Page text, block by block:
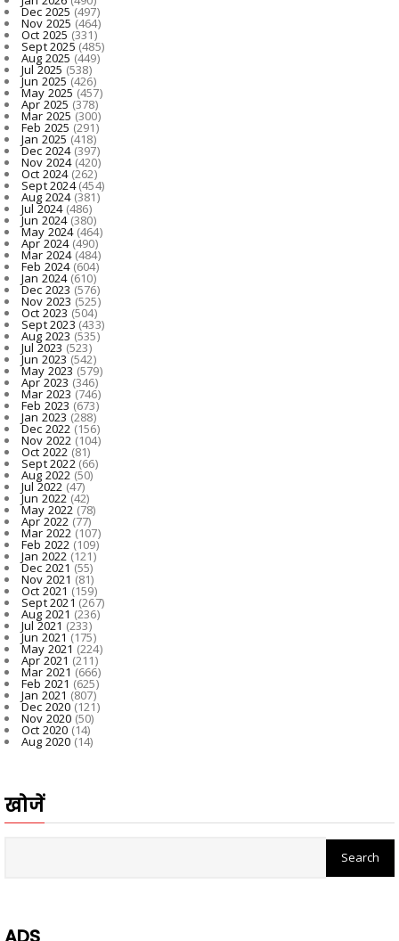
Dec 2025(497)
Nov 2025 (464)
Oct 2025 (331)
Sept 2025 (485)
Aug 2025 (449)
Jul 2025 (538)
Jun 2025(426)
May 2025(457)
Apr 2025 (378)
Mar 2025 (300)
Feb 2025 (291)
Jan 2025 (418)
Dec 2024(397)
Nov 2024(420)
Oct 2024(262)
Sept 2024(454)
Aug 2024(381)
Jul 2024(486)
Jun 2024(380)
May 2024(464)
Apr 2024(490)
Mar 2024(484)
Feb 2024(604)
Jan 2024(610)
Dec 2023(576)
Nov 2023 (525)
Oct 2023 (504)
Sept 2023 (433)
Aug 2023 (535)
Jul 2023 (523)
Jun 2023(542)
May 2023(579)
Apr 2023 (346)
Mar 2023 (746)
Feb 2023 (673)
Jan 2023 (288)
Dec 2022(156)
Nov 2022 (104)
Oct 2022 (81)
Sept 2022(66)
Aug 2022 (50)
Jul 2022 (47)
Jun 2022(42)
May 2022(78)
Apr 2022 (77)
Mar 2022(107)
Feb 2022 (109)
Jan 2022 (121)
Dec 2021 (55)
Nov 2021 (81)
Oct 2021 (159)
Sept 2021 (267)
Aug 2021 (236)
Jul 2021 (233)
Jun 2021(175)
May 2021(224)
Apr 2021 (211)
Mar 2021 (666)
Feb 2021 (625)
Jan 2021 (807)
Dec 2020(121)
Nov 2020 (50)
Oct 2020 (14)
Aug 2020(14)
खोजें